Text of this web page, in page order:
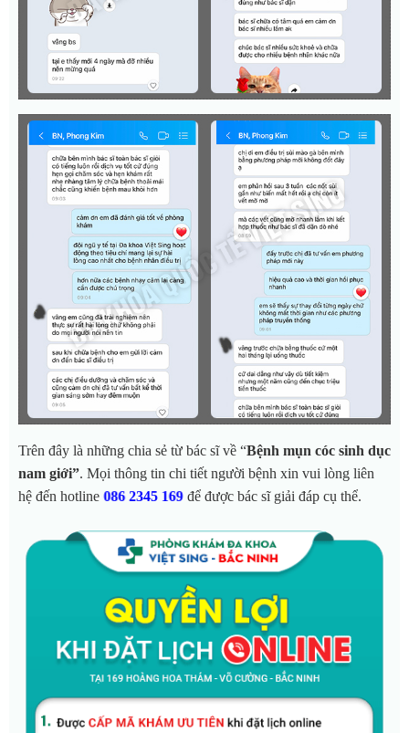
Trên đây là những chia sẻ từ bác sĩ về “Bệnh mụn cóc sinh dục
nam giới”. Mọi thông tin chi tiết người bệnh xin vui lòng liên
hệ đến hotline 086 2345 169 để được bác sĩ giải đáp cụ thể.